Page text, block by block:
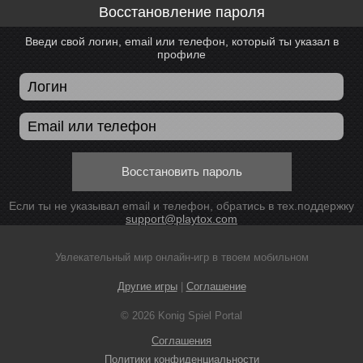
Восстановление пароля
Введи свой логин, email или телефон, который ты указал в
профиле
Восстановить пароль
Если ты не указывал email и телефон, обратись в тех.поддержку
support@playtox.com
Увлекательный мир онлайн-игр в твоем мобильном
Другие игры| Соглашение
© 2026 Konig Spiel Portal
Соглашения
Политики конфиденциальности